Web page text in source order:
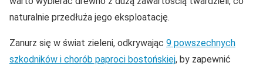
naturalnie przedłuża jego eksploatację.
Zanurz się w świat zieleni, odkrywając 9 powszechnych
szkodników i chorób paproci bostońskiej, by zapewnić